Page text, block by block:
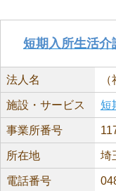
短期入所生活
法人名
施設・サービス 短
事業所番号
所在地 埼
電話番号